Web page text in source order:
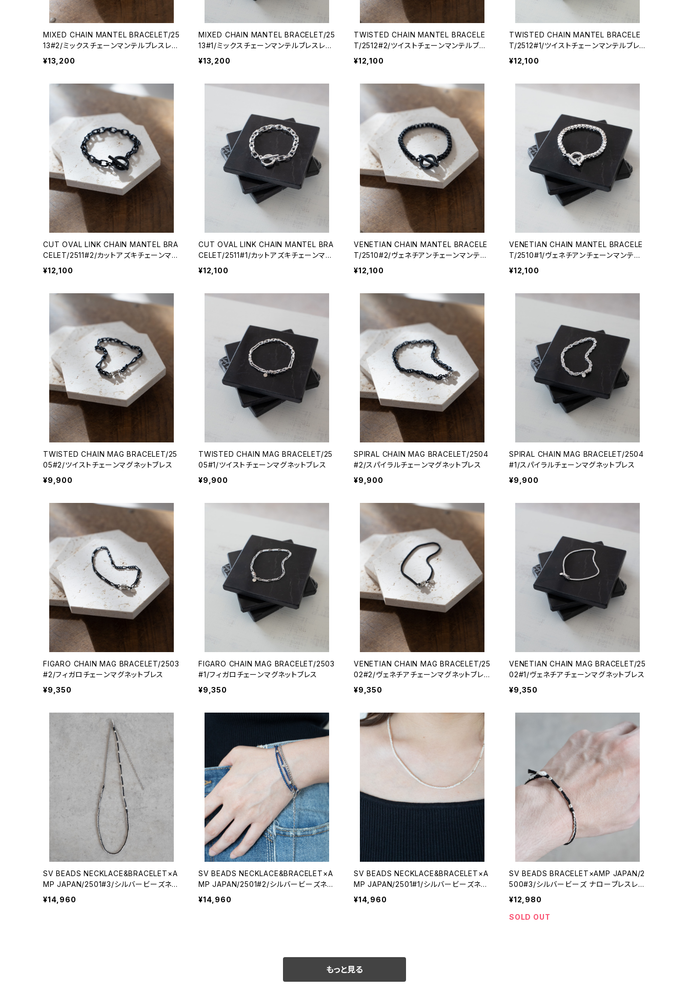
MIXED CHAIN MANTEL BRACELET/25
13#2/ミックスチェーンマンテルブレスレッ
ト
¥13,200
MIXED CHAIN MANTEL BRACELET/25
13#1/ミックスチェーンマンテルブレスレッ
ト
¥13,200
TWISTED CHAIN MANTEL BRACELE
T/2512#2/ツイストチェーンマンテルブレ
スレット
¥12,100
TWISTED CHAIN MANTEL BRACELE
T/2512#1/ツイストチェーンマンテルブレ
スレット
¥12,100
CUT OVAL LINK CHAIN MANTEL BRA
CELET/2511#2/カットアズキチェーンマン
テルブレスレット
¥12,100
CUT OVAL LINK CHAIN MANTEL BRA
CELET/2511#1/カットアズキチェーンマン
テルブレスレット
¥12,100
VENETIAN CHAIN MANTEL BRACELE
T/2510#2/ヴェネチアンチェーンマンテル
ブレスレット
¥12,100
VENETIAN CHAIN MANTEL BRACELE
T/2510#1/ヴェネチアンチェーンマンテル
ブレスレット
¥12,100
TWISTED CHAIN MAG BRACELET/25
05#2/ツイストチェーンマグネットブレス
¥9,900
TWISTED CHAIN MAG BRACELET/25
05#1/ツイストチェーンマグネットブレス
¥9,900
SPIRAL CHAIN MAG BRACELET/2504
#2/スパイラルチェーンマグネットブレス
¥9,900
SPIRAL CHAIN MAG BRACELET/2504
#1/スパイラルチェーンマグネットブレス
¥9,900
FIGARO CHAIN MAG BRACELET/2503
#2/フィガロチェーンマグネットブレス
¥9,350
FIGARO CHAIN MAG BRACELET/2503
#1/フィガロチェーンマグネットブレス
¥9,350
VENETIAN CHAIN MAG BRACELET/25
02#2/ヴェネチアチェーンマグネットブレ
ス
¥9,350
VENETIAN CHAIN MAG BRACELET/25
02#1/ヴェネチアチェーンマグネットブレス
¥9,350
SV BEADS NECKLACE&BRACELET×A
MP JAPAN/2501#3/シルバービーズネッ
クレス&ブレスレット×アンプジャパンコラ
¥14,960
SV BEADS NECKLACE&BRACELET×A
MP JAPAN/2501#2/シルバービーズネッ
クレス&ブレスレット×アンプジャパンコラ
¥14,960
SV BEADS NECKLACE&BRACELET×A
MP JAPAN/2501#1/シルバービーズネッ
クレス&ブレスレット×アンプジャパンコラ
¥14,960
SV BEADS BRACELET×AMP JAPAN/2
500#3/シルバービーズ ナローブレスレッ
ト×アンプジャパンコラボ
¥12,980
SOLD OUT
もっと見る